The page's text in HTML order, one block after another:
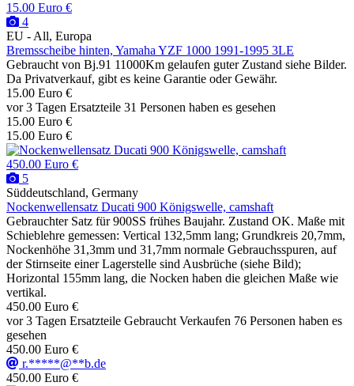
15.00 Euro €
4
EU - All, Europa
Bremsscheibe hinten, Yamaha YZF 1000 1991-1995 3LE
Gebraucht von Bj.91 11000Km gelaufen guter Zustand siehe Bilder.
Da Privatverkauf, gibt es keine Garantie oder Gewähr.
15.00 Euro €
vor 3 Tagen Ersatzteile 31 Personen haben es gesehen
15.00 Euro €
15.00 Euro €
450.00 Euro €
5
Süddeutschland, Germany
Nockenwellensatz Ducati 900 Königswelle, camshaft
Gebrauchter Satz für 900SS frühes Baujahr. Zustand OK. Maße mit
Schieblehre gemessen: Vertical 132,5mm lang; Grundkreis 20,7mm,
Nockenhöhe 31,3mm und 31,7mm normale Gebrauchsspuren, auf
der Stirnseite einer Lagerstelle sind Ausbrüche (siehe Bild);
Horizontal 155mm lang, die Nocken haben die gleichen Maße wie
vertikal.
450.00 Euro €
vor 3 Tagen Ersatzteile Gebraucht Verkaufen 76 Personen haben es
gesehen
450.00 Euro €
r.*****@**b.de
450.00 Euro €